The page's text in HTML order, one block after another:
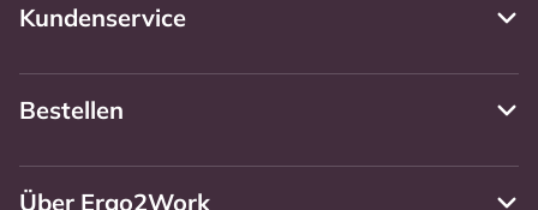
Kundenservice
Bestellen
Über Ergo2Work